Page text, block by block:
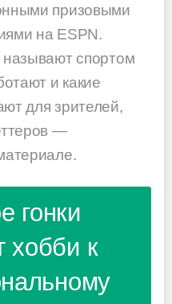
призовыми
на ESPN.
спортом
и какие
для зрителей,
—
гонки
хобби к